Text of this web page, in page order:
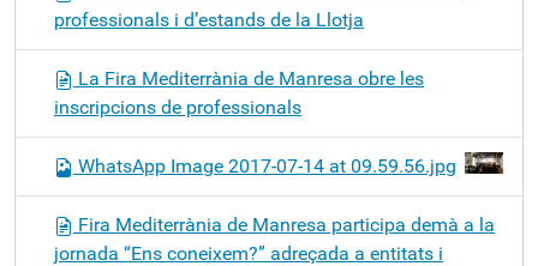
professionals i d’estands de la Llotja
La Fira Mediterrània de Manresa obre les
inscripcions de professionals
WhatsApp Image 2017-07-14 at 09.59.56.jpg
Fira Mediterrània de Manresa participa demà a la
jornada “Ens coneixem?” adreçada a entitats i